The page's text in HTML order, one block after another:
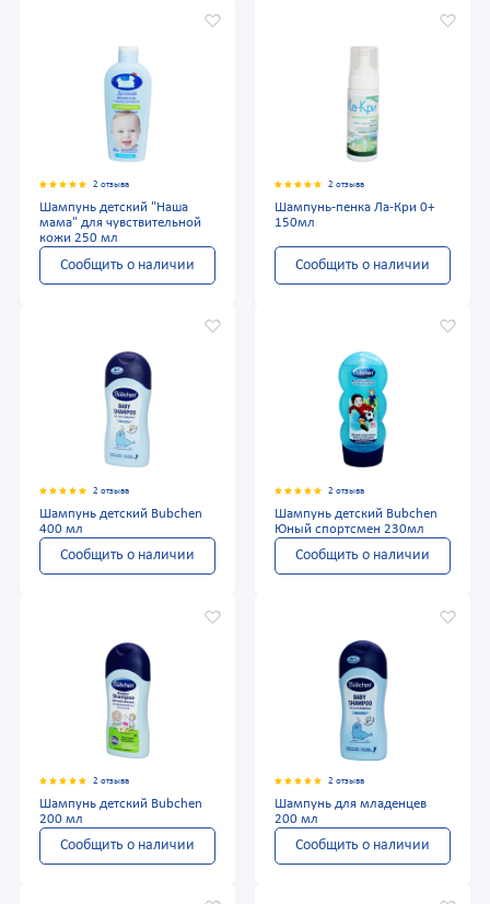
2 отзыва
Шампунь детский "Наша
мама" для чувствительной
кожи 250 мл
Сообщить о наличии
2 отзыва
Шампунь-пенка Ла-Кри 0+
150мл
Сообщить о наличии
2 отзыва
Шампунь детский Bubchen
400 мл
Сообщить о наличии
2 отзыва
Шампунь детский Bubchen
Юный спортсмен 230мл
Сообщить о наличии
2 отзыва
Шампунь детский Bubchen
200 мл
Сообщить о наличии
2 отзыва
Шампунь для младенцев
200 мл
Сообщить о наличии